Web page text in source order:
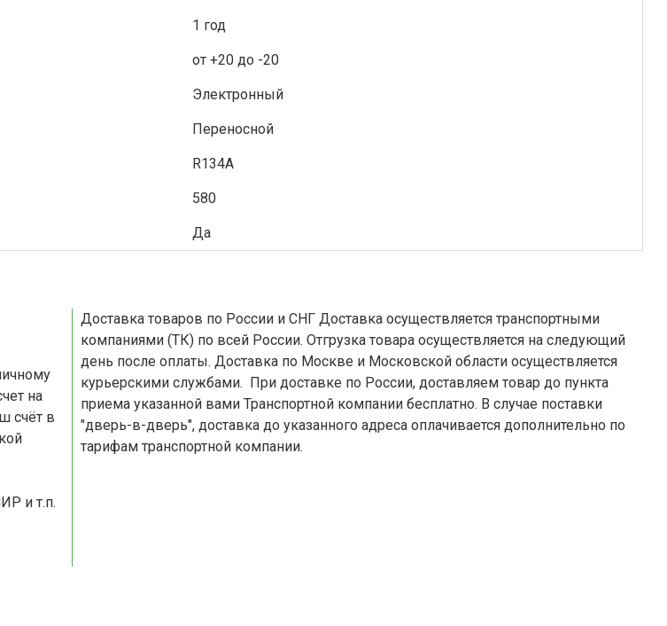
1 год
от +20 до -20
Электронный
Переносной
R134A
580
Да
Доставка товаров по России и СНГ Доставка осуществляется транспортными
компаниями (ТК) по всей России. Отгрузка товара осуществляется на следующий
день после оплаты. Доставка по Москве и Московской области осуществляется
курьерскими службами. При доставке по России, доставляем товар до пункта
приема указанной вами Транспортной компании бесплатно. В случае поставки
"дверь-в-дверь", доставка до указанного адреса оплачивается дополнительно по
тарифам транспортной компании.